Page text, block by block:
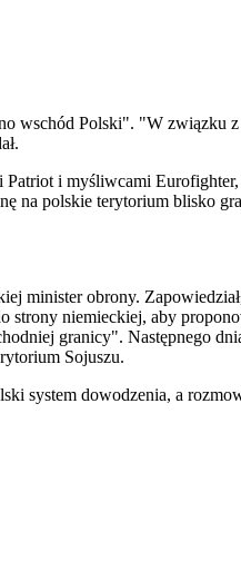
wschód Polski". "W związku
i myśliwcami
na polskie terytorium blisko
minister obrony.
niemieckiej, aby
granicy". Następnego
Sojuszu.
system dowodzenia, a